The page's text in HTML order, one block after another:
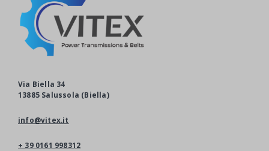
Via Biella 34
13885 Salussola (Biella)
info@vitex.it
+ 39 0161 998312